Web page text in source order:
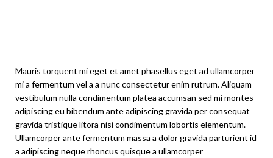
Mauris torquent mi eget et amet phasellus eget ad ullamcorper
mi a fermentum vel a a nunc consectetur enim rutrum. Aliquam
vestibulum nulla condimentum platea accumsan sed mi montes
adipiscing eu bibendum ante adipiscing gravida per consequat
gravida tristique litora nisi condimentum lobortis elementum.
Ullamcorper ante fermentum massa a dolor gravida parturient id
a adipiscing neque rhoncus quisque a ullamcorper